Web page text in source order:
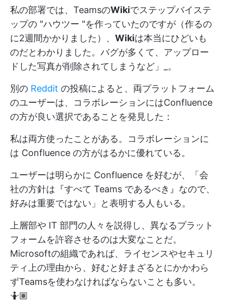
私の部署では、TeamsのWikiでステップバイステ
ップの "ハウツー "を作っていたのですが（作るの
に2週間かかりました）、 Wikiは本当にひどいも
のだとわかりました。バグが多くて、アップロー
ドした写真が削除されてしまうなど」_。
別の Reddit の投稿によると、両プラットフォーム
のユーザーは、コラボレーションにはConfluence
の方が良い選択であることを発見した：
私は両方使ったことがある。コラボレーションに
は Confluence の方がはるかに優れている。
ユーザーは明らかに Confluence を好むが、「会
社の方針は『すべて Teams であるべき』なので、
好みは重要ではない」と表明する人もいる。
上層部や IT 部門の人々を説得し、異なるプラット
フォームを許容させるのは大変なことだ。
Microsoftの組織であれば、ライセンスやセキュリ
ティ上の理由から、好むと好まざるとにかかわら
ずTeamsを使わなければならないことも多い。
🤷🏽